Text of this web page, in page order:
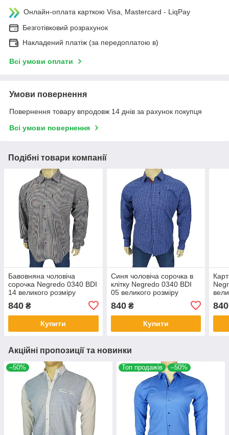
Онлайн-оплата карткою Visa, Mastercard - LiqPay
Безготівковий розрахунок
Накладений платіж (за передоплатою в)
Всі умови оплати
Умови повернення
Повернення товару впродовж 14 днів за рахунок покупця
Всі умови повернення
Подібні товари компанії
Бавовняна чоловіча
сорочка Negredo 0340 BDI
14 великого розміру
840 ₴
Купити
Синя чоловіча сорочка в
клітку Negredo 0340 BDI
05 великого розміру
840₴
Купити
840
Акційні пропозиції та новинки
–50% Топ продажів –50%